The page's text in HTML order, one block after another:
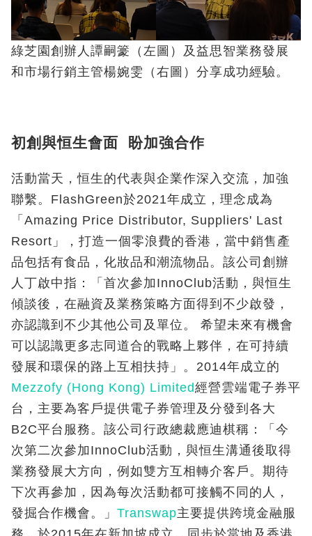
綠芝園創辦人譚嗣籇（左圖）及益思智業務發展
和市場行銷主管楊婉雯（右圖）分享成功經驗。
初創與恒生會面 盼加強合作
活動當天，恒生的代表與企業作深入交流，加強
聯繫。FlashGreen於2021年成立，理念成為
「Amazing Price Distributor, Suppliers' Last
Resort」，打造一個零浪費的香港，當中銷售產
品包括有食品，化妝品和潮流物品。該公司創辦
人丁啟中指：「首次參加InnoClub活動，與恒生
傾談後，在融資及業務策略方面得到不少啟發，
亦認識到不少其他公司及單位。 希望未來有機會
可以認識更多志同道合的戰略上夥伴，在可持續
發展和環保的路上互相扶持」。2014年成立的
Mezzofy (Hong Kong) Limited經營雲端電子券平
台，主要為客戶提供電子券管理及分發到各大
B2C平台服務。該公司行政總裁應迪棋稱：「今
次第二次參加InnoClub活動，與恒生溝通後取得
業務發展大方向，例如雙方互相轉介客戶。期待
下次再參加，因為每次活動都可接觸不同的人，
發掘合作機會。」 Transwap主要提供跨境金融服